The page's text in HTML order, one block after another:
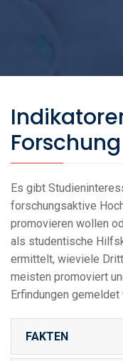
Forschung
Es gibt
forschungsaktive
promovieren wollen
als studentische
ermittelt, wieviele
meisten promoviert
Erfindungen gemeldet
FAKTEN